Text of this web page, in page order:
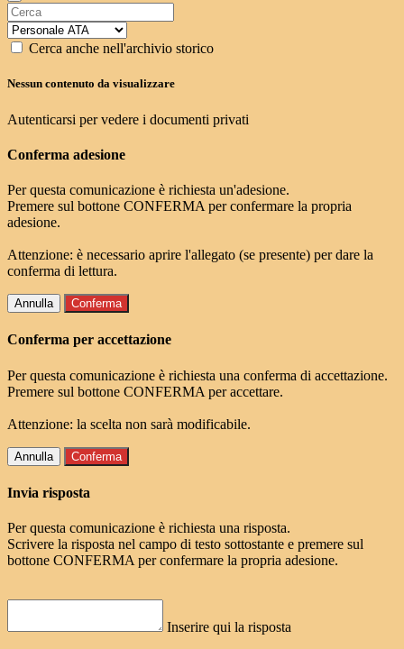
Cerca anche nell'archivio storico
Nessun contenuto da visualizzare
Autenticarsi per vedere i documenti privati
Conferma adesione
Per questa comunicazione è richiesta un'adesione.
Premere sul bottone CONFERMA per confermare la propria
adesione.
Attenzione: è necessario aprire l'allegato (se presente) per dare la
conferma di lettura.
Annulla Conferma
Conferma per accettazione
Per questa comunicazione è richiesta una conferma di accettazione.
Premere sul bottone CONFERMA per accettare.
Attenzione: la scelta non sarà modificabile.
Annulla Conferma
Invia risposta
Per questa comunicazione è richiesta una risposta.
Scrivere la risposta nel campo di testo sottostante e premere sul
bottone CONFERMA per confermare la propria adesione.
Inserire qui la risposta